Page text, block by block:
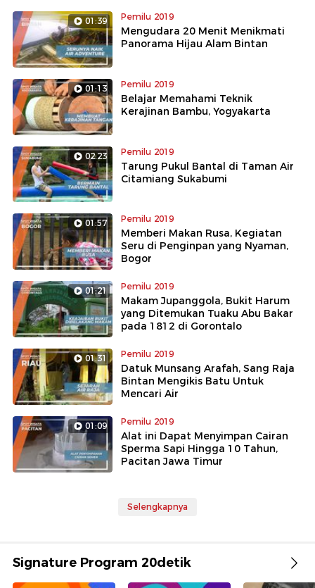
01:39 Pemilu 2019
Mengudara 20 Menit Menikmati
Panorama Hijau Alam Bintan
01:13 Pemilu 2019
Belajar Memahami Teknik
Kerajinan Bambu, Yogyakarta
02:23 Pemilu 2019
Tarung Pukul Bantal di Taman Air
Citamiang Sukabumi
01:57 Pemilu 2019
Memberi Makan Rusa, Kegiatan
Seru di Penginpan yang Nyaman,
Bogor
01:21 Pemilu 2019
Makam Jupanggola, Bukit Harum
yang Ditemukan Tuaku Abu Bakar
pada 1812 di Gorontalo
01:31 Pemilu 2019
Datuk Munsang Arafah, Sang Raja
Bintan Mengikis Batu Untuk
Mencari Air
01:09 Pemilu 2019
Alat ini Dapat Menyimpan Cairan
Sperma Sapi Hingga 10 Tahun,
Pacitan Jawa Timur
Selengkapnya
Signature Program 20detik